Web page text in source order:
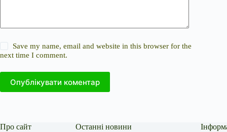
Save my name, email and website in this browser for the
next time I comment.
Опублікувати коментар
Про сайт Останні новини